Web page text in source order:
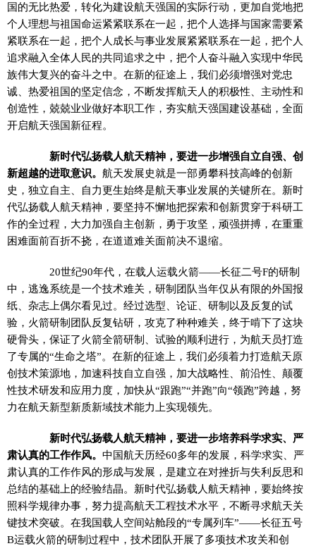
国的无比热爱，转化为建设航天强国的实际行动，更加自觉地把
个人理想与祖国命运紧紧联系在一起，把个人选择与国家需要紧
紧联系在一起，把个人成长与事业发展紧紧联系在一起，把个人
追求融入全体人民的共同追求之中，把个人奋斗融入实现中华民
族伟大复兴的奋斗之中。在新的征途上，我们必须增强对党忠
诚、热爱祖国的坚定信念，不断发挥航天人的积极性、主动性和
创造性，兢兢业业做好本职工作，夯实航天强国建设基础，全面
开启航天强国新征程。
新时代弘扬载人航天精神，要进一步增强自立自强、创
新超越的进取意识。 航天发展史就是一部勇攀科技高峰的创新
史，独立自主、自力更生始终是航天事业发展的关键所在。新时
代弘扬载人航天精神，要坚持不懈地把探索和创新贯穿于科研工
作的全过程，大力加强自主创新，勇于攻坚，顽强拼搏，在重重
困难面前百折不挠，在道道难关面前决不退缩。
20世纪90年代，在载人运载火箭——长征二号F的研制
中，逃逸系统是一个技术难关，研制团队当年仅从有限的外国报
纸、杂志上偶尔看见过。经过选型、论证、研制以及反复的试
验，火箭研制团队反复钻研，攻克了种种难关，终于啃下了这块
硬骨头，保证了火箭全箭研制、试验的顺利进行，为航天员打造
了专属的“生命之塔”。在新的征途上，我们必须着力打造航天原
创技术策源地，加速科技自立自强，加大战略性、前沿性、颠覆
性技术研发和应用力度，加快从“跟跑”“并跑”向“领跑”跨越，努
力在航天新型新质新域技术能力上实现领先。
新时代弘扬载人航天精神，要进一步培养科学求实、严
肃认真的工作作风。 中国航天历经60多年的发展，科学求实、严
肃认真的工作作风的形成与发展，是建立在对挫折与失利反思和
总结的基础上的经验结晶。新时代弘扬载人航天精神，要始终按
照科学规律办事，努力提高航天工程技术水平，不断寻求航天关
键技术突破。在我国载人空间站舱段的“专属列车”——长征五号
B运载火箭的研制过程中，技术团队开展了多项技术攻关和创